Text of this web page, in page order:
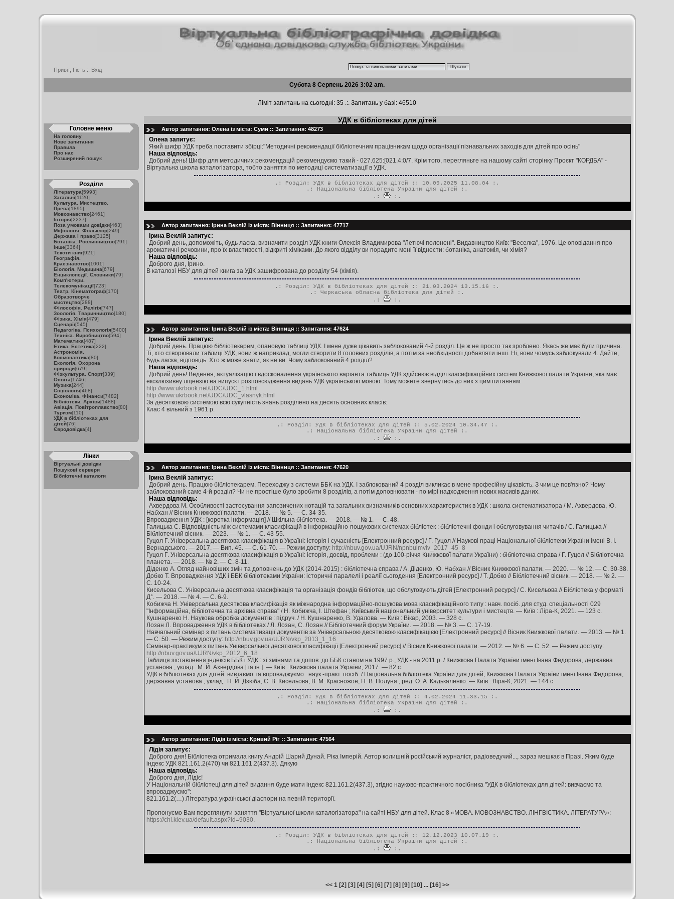
Привіт, Гість :: Вхід
Субота 8 Серпень 2026 3:02 am.
Ліміт запитань на сьогодні: 35 .:. Запитань у базі: 46510
Головне меню
На головну
Нове запитання
Правила
Про нас
Розширений пошук
Розділи
Література[5993]
Загальні[1120]
Культура. Мистецтво.
Преса[1895]
Мовознавство[2461]
Історія[2237]
Поза умовами довідки[463]
Міфологія. Фольклор[249]
Держава і право[3125]
Ботаніка. Рослинництво[291]
Інше[3364]
Тексти книг[921]
Географія.
Краєзнавство[1001]
Біологія. Медицина[679]
Енциклопедії. Словники[79]
Комп'ютери.
Телекомунікації[723]
Театр. Кінематограф[170]
Образотворче
мистецтво[288]
Філософія. Релігія[747]
Зоологія. Тваринництво[180]
Фізика. Хімія[479]
Сценарії[545]
Педагогіка. Психологія[5400]
Техніка. Виробництво[594]
Математика[487]
Етика. Естетика[222]
Астрономія.
Космонавтика[80]
Екологія. Охорона
природи[679]
Фізкультура. Спорт[339]
Освіта[1746]
Музика[244]
Соціологія[468]
Економіка. Фінанси[7482]
Бібліотеки. Архіви[1488]
Авіація. Повітроплавство[80]
Туризм[110]
УДК в бібліотеках для
дітей[76]
Євродовідка[4]
Лінки
Віртуальні довідки
Пошукові сервери
Бібліотечні каталоги
УДК в бібліотеках для дітей
Автор запитання: Олена із міста: Суми :: Запитання: 48273
Олена запитує:
Який шифр УДК треба поставити збірці:"Методичні рекомендації бібліотечним працівникам щодо організації пізнавальних заходів для дітей про осінь"
Наша відповідь:
Добрий день! Шифр для методичних рекомендацій рекомендуємо такий - 027.625:[021.4:0/7. Крім того, перегляньте на нашому сайті сторінку Проєкт "КОРДБА" -
Віртуальна школа каталогізатора, тобто заняття по методиці систематизації в УДК.
.: Розділ: УДК в бібліотеках для дітей :: 10.09.2025 11.08.04 :.
.: Національна бібліотека України для дітей :.
.:
:.
Автор запитання: Ірина Веклій із міста: Вінниця :: Запитання: 47717
Ірина Веклій запитує:
Добрий день, допоможіть, будь ласка, визначити розділ УДК книги Олексія Владимирова "Летючі полонені". Видавництво Київ: "Веселка", 1976. Це оповідання про
ароматичні речовини, про їх властивості, відкриті хіміками. До якого відділу ви порадите мені її віднести: ботаніка, анатомія, чи хімія?
Наша відповідь:
Доброго дня, Ірино.
В каталозі НБУ для дітей книга за УДК зашифрована до розділу 54 (хімія).
.: Розділ: УДК в бібліотеках для дітей :: 21.03.2024 13.15.16 :.
.: Черкаська обласна бібліотека для дітей :.
.:
:.
Автор запитання: Ірина Веклій із міста: Вінниця :: Запитання: 47624
Ірина Веклій запитує:
Добрий день. Працюю бібліотекарем, опановую таблиці УДК. І мене дуже цікавить заблокований 4-й розділ. Це ж не просто так зроблено. Якась же має бути причина.
Ті, хто створювали таблиці УДК, вони ж наприклад, могли створити 8 головних розділів, а потім за необхідності добавляти інші. Ні, вони чомусь заблокували 4. Дайте,
будь ласка, відповідь. Хто ж може знати, як не ви. Чому заблокований 4 розділ?
Наша відповідь:
Добрий день! Ведення, актуалізацію і вдосконалення українського варіанта таблиць УДК здійснює відділ класифікаційних систем Книжкової палати України, яка має
ексклюзивну ліцензію на випуск і розповсюдження видань УДК українською мовою. Тому можете звернутись до них з цим питанням.
http://www.ukrbook.net/UDC/UDC_1.html
http://www.ukrbook.net/UDC/UDC_vlasnyk.html
За десятковою системою всю сукупність знань розділено на десять основних класів:
Клас 4 вільний з 1961 р.
.: Розділ: УДК в бібліотеках для дітей :: 5.02.2024 10.34.47 :.
.: Національна бібліотека України для дітей :.
.:
:.
Автор запитання: Ірина Веклій із міста: Вінниця :: Запитання: 47620
Ірина Веклій запитує:
Добрий день. Працюю бібліотекарем. Переходжу з системи ББК на УДК. І заблокований 4 розділ викликає в мене професійну цікавість. З чим це пов'язно? Чому
заблокований саме 4-й розділ? Чи не простіше було зробити 8 розділів, а потім доповнювати - по мірі надходження нових масивів даних.
Наша відповідь:
Ахвердова М. Особливості застосування запозичених нотацій та загальних визначників основних характеристик в УДК : школа систематизатора / М. Ахвердова, Ю.
Набхан // Вісник Книжкової палати. — 2018. — № 5. — С. 34-35.
Впровадження УДК : [коротка інформація] // Шкільна бібліотека. — 2018. — № 1. — С. 48.
Галицька С. Відповідність між системами класифікацій в інформаційно-пошукових системах бібліотек : бібліотечні фонди і обслуговування читачів / С. Галицька //
Бібліотечний вісник. — 2023. — № 1. — С. 43-55.
Гуцол Г. Універсальна десяткова класифікація в Україні: історія і сучасність [Електронний ресурс] / Г. Гуцол // Наукові праці Національної бібліотеки України імені В. І.
Вернадського. — 2017. — Вип. 45. — С. 61-70. — Режим доступу: http://nbuv.gov.ua/UJRN/npnbuimviv_2017_45_8
Гуцол Г. Універсальна десяткова класифікація в Україні: історія, досвід, проблеми : (до 100-річчя Книжкової палати України) : бібліотечна справа / Г. Гуцол // Бібліотечна
планета. — 2018. — № 2. — С. 8-11.
Діденко А. Огляд найновіших змін та доповнень до УДК (2014-2015) : бібліотечна справа / А. Діденко, Ю. Набхан // Вісник Книжкової палати. — 2020. — № 12. — С. 30-38.
Добко Т. Впровадження УДК і ББК бібліотеками України: історичні паралелі і реалії сьогодення [Електронний ресурс] / Т. Добко // Бібліотечний вісник. — 2018. — № 2. —
С. 10-24.
Кисельова С. Універсальна десяткова класифікація та організація фондів бібліотек, що обслуговують дітей [Електронний ресурс] / С. Кисельова // Бібліотека у форматі
Д°. — 2018. — № 4. — С. 6-9.
Кобижча Н. Універсальна десяткова класифікація як міжнародна інформаційно-пошукова мова класифікаційного типу : навч. посіб. для студ. спеціальності 029
"Інформаційна, бібліотечна та архівна справа" / Н. Кобижча, І. Штефан ; Київський національний університет культури і мистецтв. — Київ : Ліра-К, 2021. — 123 с.
Кушнаренко Н. Наукова обробка документів : підруч. / Н. Кушнаренко, В. Удалова. — Київ : Вікар, 2003. — 328 с.
Лозан Л. Впровадження УДК в бібліотеках / Л. Лозан, С. Лозан // Бібліотечний форум України. — 2018. — № 3. — С. 17-19.
Навчальний семінар з питань систематизації документів за Універсальною десятковою класифікацією [Електронний ресурс] // Вісник Книжкової палати. — 2013. — № 1.
— С. 50. — Режим доступу: http://nbuv.gov.ua/UJRN/vkp_2013_1_16
Семінар-практикум з питань Універсальної десяткової класифікації [Електронний ресурс] // Вісник Книжкової палати. — 2012. — № 6. — С. 52. — Режим доступу:
http://nbuv.gov.ua/UJRN/vkp_2012_6_18
Таблиця зіставлення індексів ББК і УДК : зі змінами та допов. до ББК станом на 1997 р., УДК - на 2011 р. / Книжкова Палата України імені Івана Федорова, державна
установа ; уклад.: М. Й. Ахвердова [та ін.]. — Київ : Книжкова палата України, 2017. — 82 с.
УДК в бібліотеках для дітей: вивчаємо та впроваджуємо : наук.-практ. посіб. / Національна бібліотека України для дітей, Книжкова Палата України імені Івана Федорова,
державна установа ; уклад.: Н. Й. Дзюба, С. В. Кисельова, В. М. Красножон, Н. В. Полуня ; ред. О. А. Кадькаленко. — Київ : Ліра-К, 2021. — 144 с.
.: Розділ: УДК в бібліотеках для дітей :: 4.02.2024 11.33.15 :.
.: Національна бібліотека України для дітей :.
.:
:.
Автор запитання: Лідія із міста: Кривий Ріг :: Запитання: 47564
Лідія запитує:
Доброго дня! Бібліотека отримала книгу Андрій Шарий Дунай. Ріка Імперій. Автор колишній російський журналіст, радіоведучий..., зараз мешкає в Празі. Яким буде
індекс УДК 821.161.2(470) чи 821.161.2(437.3). Дякую
Наша відповідь:
Доброго дня, Лідіє!
У Національній бібліотеці для дітей видання буде мати індекс 821.161.2(437.3), згідно науково-практичного посібника "УДК в бібліотеках для дітей: вивчаємо та
впроваджуємо":
821.161.2(…) Література української діаспори на певній території.
Пропонуємо Вам переглянути заняття "Віртуальної школи каталогізатора" на сайті НБУ для дітей. Клас 8 «МОВА. МОВОЗНАВСТВО. ЛІНГВІСТИКА. ЛІТЕРАТУРА»:
https://chl.kiev.ua/default.aspx?id=9030.
.: Розділ: УДК в бібліотеках для дітей :: 12.12.2023 10.07.19 :.
.: Національна бібліотека України для дітей :.
.:
:.
<< 1 [2] [3] [4] [5] [6] [7] [8] [9] [10] ... [16] >>